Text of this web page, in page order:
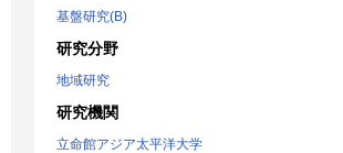
基盤研究(B)
研究分野
地域研究
研究機関
立命館アジア太平洋大学